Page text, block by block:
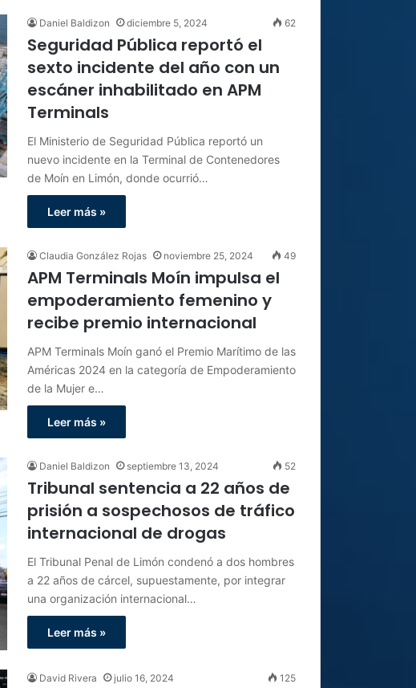
Daniel Baldizon diciembre 5, 2024 62
Seguridad Pública reportó el
sexto incidente del año con un
escáner inhabilitado en APM
Terminals
El Ministerio de Seguridad Pública reportó un
nuevo incidente en la Terminal de Contenedores
de Moín en Limón, donde ocurrió…
Leer más »
Claudia González Rojas noviembre 25, 2024 49
APM Terminals Moín impulsa el
empoderamiento femenino y
recibe premio internacional
APM Terminals Moín ganó el Premio Marítimo de las
Américas 2024 en la categoría de Empoderamiento
de la Mujer e…
Leer más »
Daniel Baldizon septiembre 13, 2024 52
Tribunal sentencia a 22 años de
prisión a sospechosos de tráfico
internacional de drogas
El Tribunal Penal de Limón condenó a dos hombres
a 22 años de cárcel, supuestamente, por integrar
una organización internacional…
Leer más »
David Rivera julio 16, 2024 125